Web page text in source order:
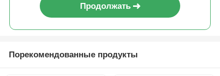
Продолжать
Порекомендованные продукты